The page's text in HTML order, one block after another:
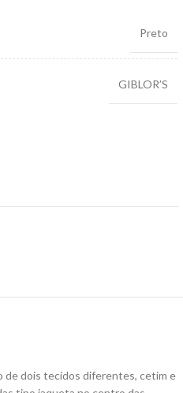
Preto
GIBLOR’S
de dois tecidos diferentes, cetim e